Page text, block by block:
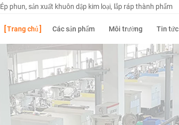
Ép phun, sản xuất khuôn dập kim loại, lắp ráp thành phẩm
Trang chủ Các sản phẩm Môi trường Tin tức